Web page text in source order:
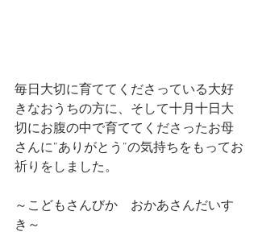
毎日大切に育ててくださっている大好
きなおうちの方に、そして十月十日大
切にお腹の中で育ててくださったお母
さんに”ありがとう”の気持ちをもってお
祈りをしました。
～こどもさんびか　おかあさんだいす
き～